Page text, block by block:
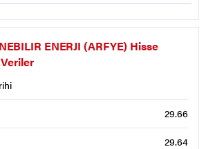
ENERJI (ARFYE) Hisse
29.66
29.64